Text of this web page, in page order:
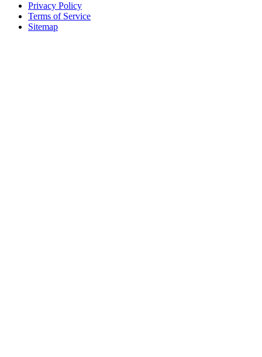
Privacy Policy
Terms of Service
Sitemap